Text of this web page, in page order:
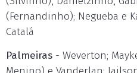
(Fernandinho); Negueba e
Catalá
Palmeiras - Weverton;